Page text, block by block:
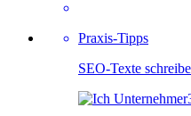
Praxis-Tipps
SEO-Texte